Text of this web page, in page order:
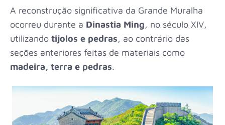
A reconstrução significativa da Grande Muralha
ocorreu durante a Dinastia Ming, no século XIV,
utilizando tijolos e pedras, ao contrário das
seções anteriores feitas de materiais como
madeira, terra e pedras.